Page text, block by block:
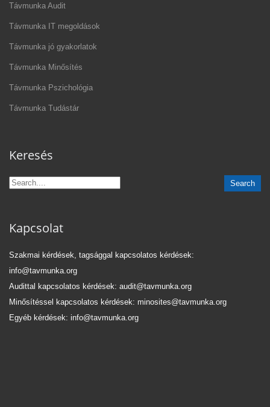
Távmunka Audit
Távmunka IT megoldások
Távmunka jó gyakorlatok
Távmunka Minősítés
Távmunka Pszichológia
Távmunka Tudástár
Keresés
Kapcsolat
Szakmai kérdések, tagsággal kapcsolatos kérdések:
info@tavmunka.org
Audittal kapcsolatos kérdések: audit@tavmunka.org
Minősítéssel kapcsolatos kérdések: minosites@tavmunka.org
Egyéb kérdések: info@tavmunka.org